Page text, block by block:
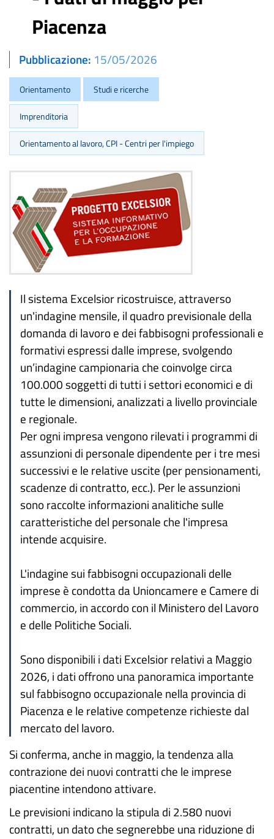
Piacenza
Pubblicazione 15/05/2026
Orientamento Studi e ricerche
Imprenditoria
Orientamento al lavoro, CPI - Centri per l'impiego
Il sistema Excelsior ricostruisce, attraverso
un'indagine mensile, il quadro previsionale della
domanda di lavoro e dei fabbisogni professionali e
formativi espressi dalle imprese, svolgendo
un’indagine campionaria che coinvolge circa
100.000 soggetti di tutti i settori economici e di
tutte le dimensioni, analizzati a livello provinciale
e regionale.
Per ogni impresa vengono rilevati i programmi di
assunzioni di personale dipendente per i tre mesi
successivi e le relative uscite (per pensionamenti,
scadenze di contratto, ecc.). Per le assunzioni
sono raccolte informazioni analitiche sulle
caratteristiche del personale che l'impresa
intende acquisire.
L'indagine sui fabbisogni occupazionali delle
imprese è condotta da Unioncamere e Camere di
commercio, in accordo con il Ministero del Lavoro
e delle Politiche Sociali.
Sono disponibili i dati Excelsior relativi a Maggio
2026, i dati offrono una panoramica importante
sul fabbisogno occupazionale nella provincia di
Piacenza e le relative competenze richieste dal
mercato del lavoro.
Si conferma, anche in maggio, la tendenza alla
contrazione dei nuovi contratti che le imprese
piacentine intendono attivare.
Le previsioni indicano la stipula di 2.580 nuovi
contratti, un dato che segnerebbe una riduzione di